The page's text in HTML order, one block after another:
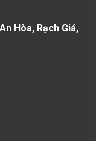
Hòa, Rạch Giá,